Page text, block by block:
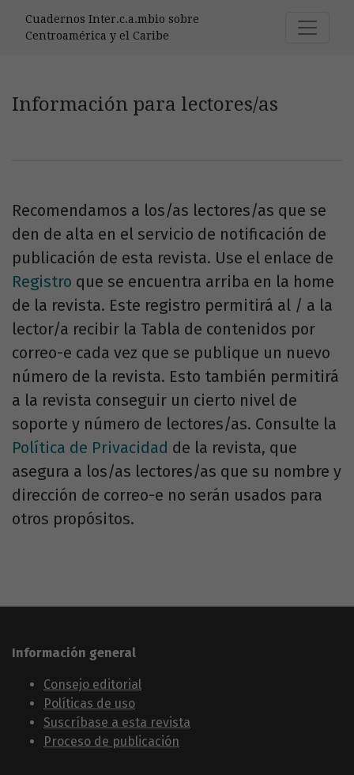
Cuadernos Inter.c.a.mbio sobre
Centroamérica y el Caribe
Información para lectores/as
Recomendamos a los/as lectores/as que se
den de alta en el servicio de notificación de
publicación de esta revista. Use el enlace de
Registro que se encuentra arriba en la home
de la revista. Este registro permitirá al / a la
lector/a recibir la Tabla de contenidos por
correo-e cada vez que se publique un nuevo
número de la revista. Esto también permitirá
a la revista conseguir un cierto nivel de
soporte y número de lectores/as. Consulte la
Política de Privacidad de la revista, que
asegura a los/as lectores/as que su nombre y
dirección de correo-e no serán usados para
otros propósitos.
Información general
Consejo editorial
Políticas de uso
Suscríbase a esta revista
Proceso de publicación